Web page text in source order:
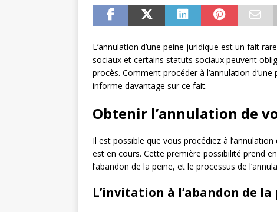
L’annulation d’une peine juridique est un fait
sociaux et certains statuts sociaux peuvent
procès. Comment procéder à l’annulation
informe davantage sur ce fait.
Obtenir l’annulation de
Il est possible que vous procédiez à
est en cours. Cette première possibilité prend
l’abandon de la peine, et le processus de
L’invitation à l’abandon de la